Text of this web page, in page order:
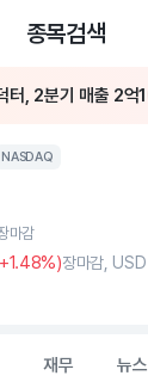
종목검색
NASDAQ
마감
+1.48%)장마감, USD
재무 뉴스